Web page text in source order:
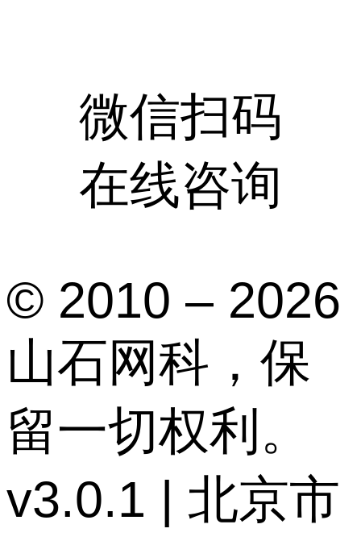
微信扫码
在线咨询
© 2010 – 2026
山石网科，保
留一切权利。
v3.0.1 | 北京市